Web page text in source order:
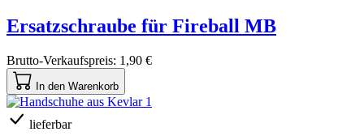
Ersatzschraube für Fireball MB
Brutto-Verkaufspreis: 1,90 €
In den Warenkorb
lieferbar